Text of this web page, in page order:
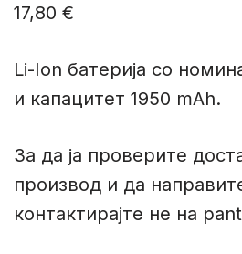
17,80 €
Li-Ion батериja со
и капацитет 1950 mAh.
За да ја проверите
производ и да
контактирајте не на